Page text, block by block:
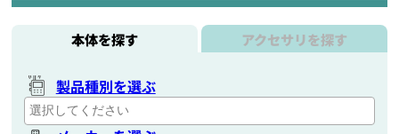
本体を探す アクセサリを探す
製品種別を選ぶ